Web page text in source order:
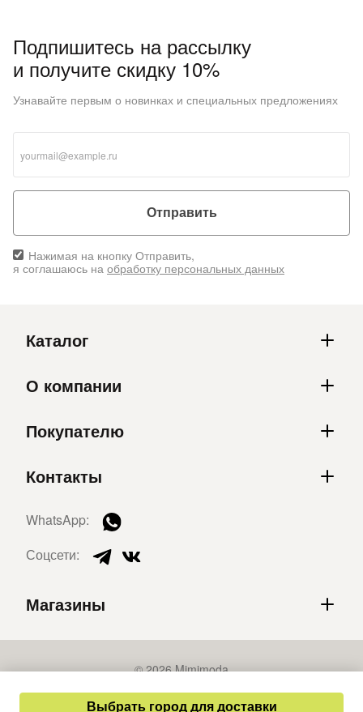
Выбрать город для доставки
Подпишитесь на рассылку
и получите скидку 10%
Узнавайте первым о новинках и специальных предложениях
Отправить
Нажимая на кнопку Отправить,
я соглашаюсь на обработку персональных данных
Каталог
О компании
Покупателю
Контакты
WhatsApp:
Соцсети:
Магазины
© 2026 Mimimoda
Политика конфиденциальности